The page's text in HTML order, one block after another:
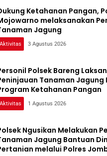
Ketahanan Pangan,
melaksanakan
Jagung
Aktivitas 3 Agustus 2026
Polsek Bareng
Tanaman Jagung
Ketahanan Pangan
Aktivitas 1 Agustus 2026
Ngusikan Melakukan
Jagung Bantuan
melalui Polres